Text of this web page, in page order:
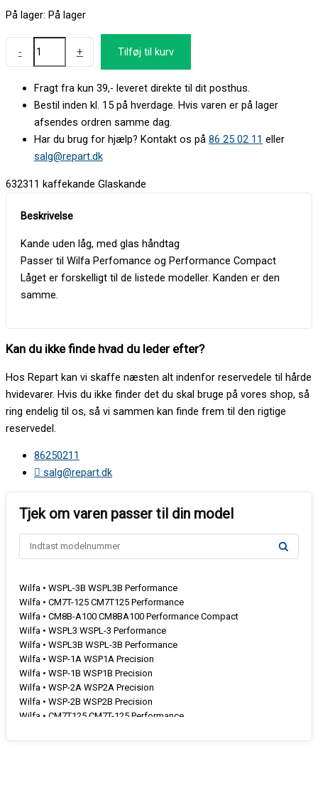
På lager: På lager
- + Tilføj til kurv
Fragt fra kun 39,- leveret direkte til dit posthus.
Bestil inden kl. 15 på hverdage. Hvis varen er på lager
afsendes ordren samme dag.
Har du brug for hjælp? Kontakt os på 86 25 02 11 eller
salg@repart.dk
632311 kaffekande Glaskande
Kande uden låg, med glas håndtag
Passer til Wilfa Perfomance og Performance Compact
Låget er forskelligt til de listede modeller. Kanden er den
samme.
Kan du ikke finde hvad du leder efter?
Hos Repart kan vi skaffe næsten alt indenfor reservedele til hårde
hvidevarer. Hvis du ikke finder det du skal bruge på vores shop, så
ring endelig til os, så vi sammen kan finde frem til den rigtige
reservedel.
86250211
salg@repart.dk
Wilfa • WSPL-3B WSPL3B Performance
Wilfa • CM7T-125 CM7T125 Performance
Wilfa • CM8B-A100 CM8BA100 Performance Compact
Wilfa • WSPL3 WSPL-3 Performance
Wilfa • WSPL3B WSPL-3B Performance
Wilfa • WSP-1A WSP1A Precision
Wilfa • WSP-1B WSP1B Precision
Wilfa • WSP-2A WSP2A Precision
Wilfa • WSP-2B WSP2B Precision
Wilfa • CM7T125 CM7T-125 Performance